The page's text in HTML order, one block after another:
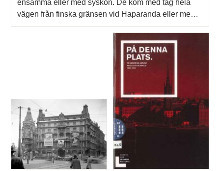
ensamma eller med syskon. De kom med tåg hela
vägen från finska gränsen vid Haparanda eller me…